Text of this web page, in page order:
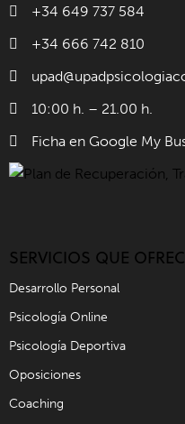
+34 649 737 584
+34 666 742 810
10:00 h. – 21.00 h.
Ficha en Google My
SERVICIOS QUE
Desarrollo Personal
Psicología Online
Psicología Deportiva
Oposiciones
Coaching